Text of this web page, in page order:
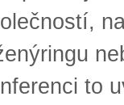
to